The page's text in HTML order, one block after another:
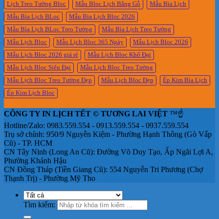
Lịch Treo Tường Bloc
Mẫu Bloc Lịch Bằng Gỗ
Mẫu Bìa Lịch
Mẫu Bìa Lịch BLoc
Mẫu Bìa Lịch Bloc 2026
Mẫu Bìa Lịch BLoc Treo Tường
Mẫu Bìa Lịch Treo Tường
Mẫu Lịch Bloc
Mẫu Lịch Bloc 365 Ngày
Mẫu Lịch Bloc 2026
Mẫu Lịch Bloc 2026 giá rẻ
Mẫu Lịch Bloc Khổ Đại
Mẫu Lịch Bloc Siêu Đại
Mẫu Lịch Bloc Treo Tường
Mẫu Lịch Bloc Treo Tường Đẹp
Mẫu Lịch Bloc Đẹp
Ép Kim Bìa Lịch
Ép Kim Lịch Bloc
CÔNG TY IN LỊCH TẾT © TƯƠNG LAI VIỆT ™☝️
Hotline/Zalo: 0983.559.554 - 0913.559.554 - 0937.559.554
Trụ sở chính: 950/9 Nguyễn Kiệm - Phường Hạnh Thông (Gò Vấp
Cũ) - TP. HCM
CN Tây Ninh (Long An Cũ): Đường Võ Duy Tạo, Ấp Ngãi Lợi A,
Phường Khánh Hậu
CN Đồng Tháp (Tiền Giang Cũ): 554 Nguyễn Tri Phương (Chợ
Thạnh Trị) - Phường Mỹ Tho
Tìm kiếm: